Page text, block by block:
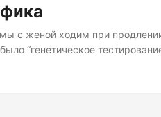
с женой ходим при
“генетическое
генетическое